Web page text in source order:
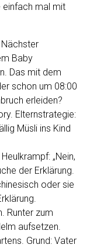
einfach mal mit
Nächster
Baby
Das mit dem
schon um 08:00
erleiden?
Elternstrategie:
Müsli ins Kind
„Nein,
der Erklärung.
oder sie
Runter zum
aufsetzen.
Grund: Vater